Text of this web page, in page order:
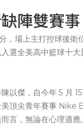
陣雙賽
，場上主打控球後
選全美高中籃球十
以傑，自今年 5 月
頂尖青年賽事 Nike
言，無論在心理適